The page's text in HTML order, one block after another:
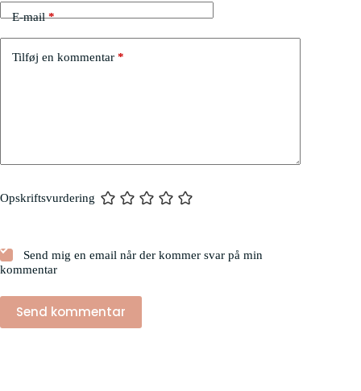
E-mail*
Tilføj en kommentar *
Opskriftsvurdering
Send mig en email når der kommer svar på min
kommentar
Send kommentar